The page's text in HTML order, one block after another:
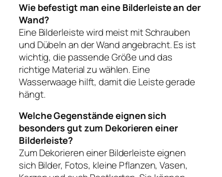
Wie befestigt man eine Bilderleiste an der
Wand?
Eine Bilderleiste wird meist mit Schrauben
und Dübeln an der Wand angebracht. Es ist
wichtig, die passende Größe und das
richtige Material zu wählen. Eine
Wasserwaage hilft, damit die Leiste gerade
hängt.
Welche Gegenstände eignen sich
besonders gut zum Dekorieren einer
Bilderleiste?
Zum Dekorieren einer Bilderleiste eignen
sich Bilder, Fotos, kleine Pflanzen, Vasen,